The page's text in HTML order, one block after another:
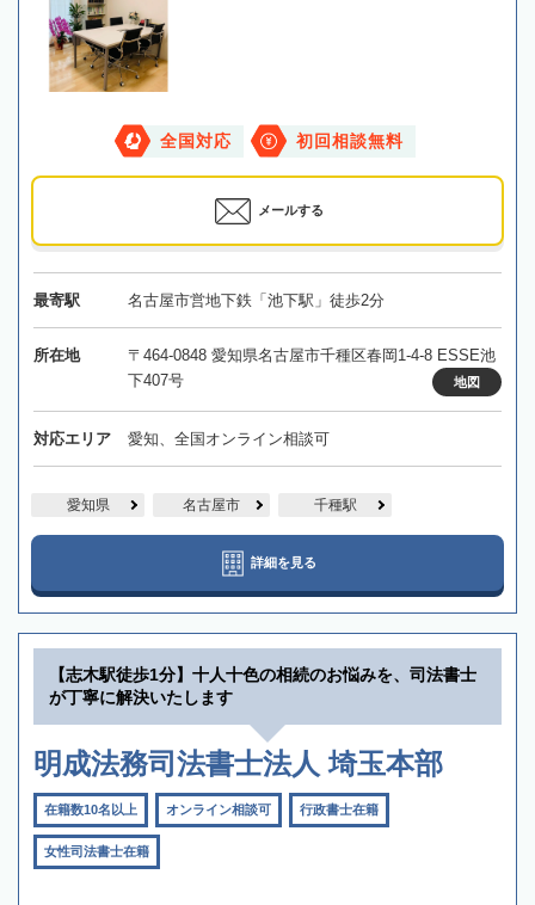
全国対応 初回相談無料
メールする
最寄駅 名古屋市営地下鉄「池下駅」徒歩2分
所在地
〒464-0848 愛知県名古屋市千種区春岡1-4-8 ESSE池
下407号
地図
対応エリア 愛知、全国オンライン相談可
愛知県 名古屋市 千種駅
詳細を見る
【志木駅徒歩1分】十人十色の相続のお悩みを、司法書士
が丁寧に解決いたします
明成法務司法書士法人 埼玉本部
在籍数10名以上 オンライン相談可 行政書士在籍
女性司法書士在籍